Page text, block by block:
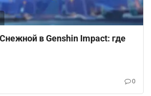
в Genshin Impact: где
0